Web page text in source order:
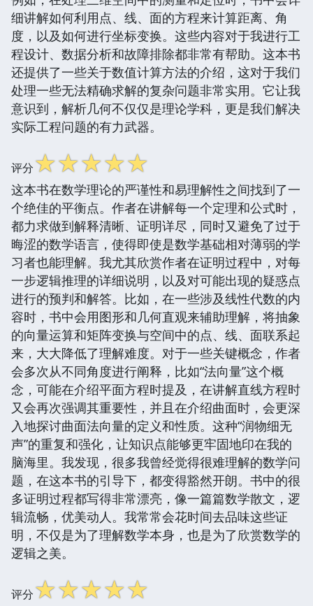
细讲解如何利用点、线、面的方程来计算距离、角
度，以及如何进行坐标变换。这些内容对于我进行工
程设计、数据分析和故障排除都非常有帮助。这本书
还提供了一些关于数值计算方法的介绍，这对于我们
处理一些无法精确求解的复杂问题非常实用。它让我
意识到，解析几何不仅仅是理论学科，更是我们解决
实际工程问题的有力武器。
评分☆☆☆☆☆
这本书在数学理论的严谨性和易理解性之间找到了一
个绝佳的平衡点。作者在讲解每一个定理和公式时，
都力求做到解释清晰、证明详尽，同时又避免了过于
晦涩的数学语言，使得即使是数学基础相对薄弱的学
习者也能理解。我尤其欣赏作者在证明过程中，对每
一步逻辑推理的详细说明，以及对可能出现的疑惑点
进行的预判和解答。比如，在一些涉及线性代数的内
容时，书中会用图形和几何直观来辅助理解，将抽象
的向量运算和矩阵变换与空间中的点、线、面联系起
来，大大降低了理解难度。对于一些关键概念，作者
会多次从不同角度进行阐释，比如“法向量”这个概
念，可能在介绍平面方程时提及，在讲解直线方程时
又会再次强调其重要性，并且在介绍曲面时，会更深
入地探讨曲面法向量的定义和性质。这种“润物细无
声”的重复和强化，让知识点能够更牢固地印在我的
脑海里。我发现，很多我曾经觉得很难理解的数学问
题，在这本书的引导下，都变得豁然开朗。书中的很
多证明过程都写得非常漂亮，像一篇篇数学散文，逻
辑流畅，优美动人。我常常会花时间去品味这些证
明，不仅是为了理解数学本身，也是为了欣赏数学的
逻辑之美。
评分☆☆☆☆☆